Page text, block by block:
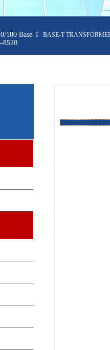
100 Base-T
8520
100兆 BASE-T TRANSFORMER